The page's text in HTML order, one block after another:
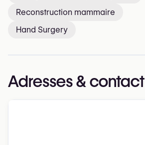
Reconstruction mammaire
Hand Surgery
Adresses & contact